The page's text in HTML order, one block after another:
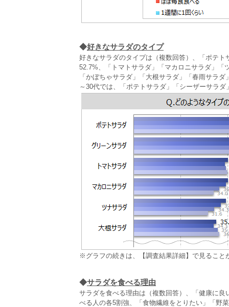
◆好きなサラダのタイプ
好きなサラダのタイプは（複数回答）、「ポテ
52.7%、「トマトサラダ」「マカロニサラダ」「
「かぼちゃサラダ」「大根サラダ」「春雨サラ
～30代では、「ポテトサラダ」「シーザーサラダ
※グラフの続きは、【調査結果詳細】で見ること
◆サラダを食べる理由
サラダを食べる理由は（複数回答）、「健康に
べる人の各5割強、「食物繊維をとりたい」「野